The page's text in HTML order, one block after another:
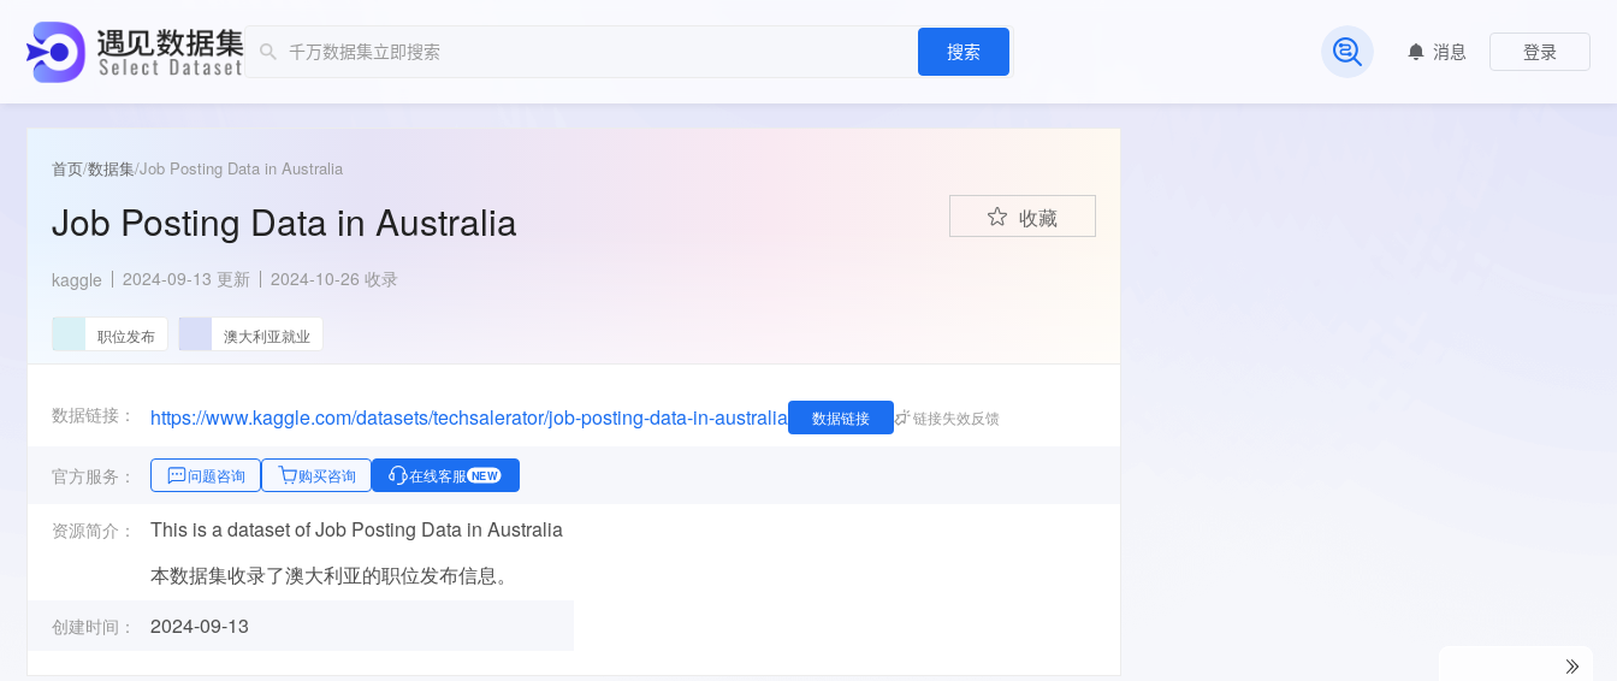
搜索
常见问题
消息 登录
首页/数据集/Job Posting Data in Australia
Job Posting Data in Australia 收藏
kaggle 2024-09-13 更新 2024-10-26 收录
职位发布 澳大利亚就业
数据链接： https://www.kaggle.com/datasets/techsalerator/job-posting-data-in-australia 数据链接 链接失效反馈
官方服务： 问题咨询 购买咨询 在线客服 NEW
资源简介：
This is a dataset of Job Posting Data in Australia
本数据集收录了澳大利亚的职位发布信息。
创建时间： 2024-09-13